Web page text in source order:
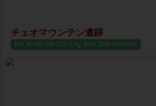
チェオマウンテン遺跡
Hoi An Xa Van Duc City, Binh Dinh Province